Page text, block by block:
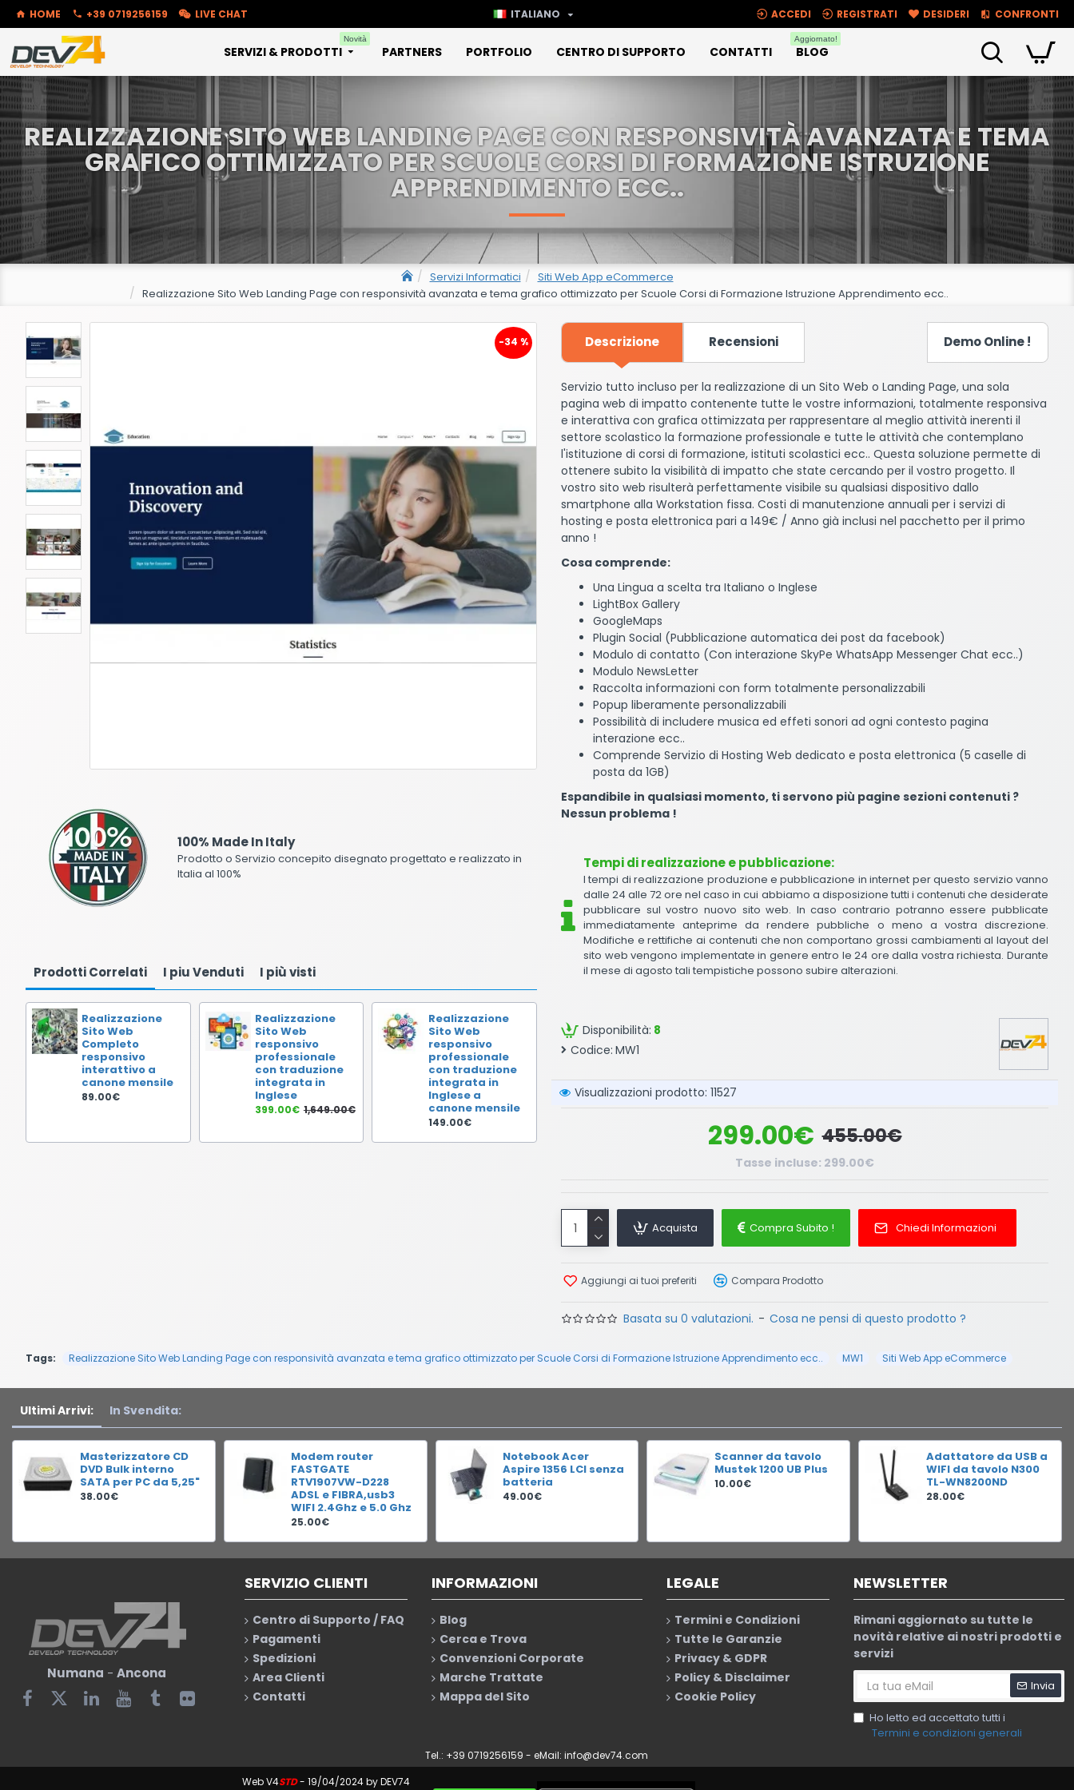
HOME +39 0719256159 LIVE CHAT ITALIANO ACCEDI REGISTRATI DESIDERI CONFRONTI
SERVIZI & PRODOTTI
Novità
PARTNERS PORTFOLIO CENTRO DI SUPPORTO CONTATTI BLOG
Aggiornato!
Servizi Informatici
Siti Web App eCommerce
Realizzazione Sito Web Landing Page con responsività avanzata e tema grafico ottimizzato per Scuole Corsi di Formazione Istruzione Apprendimento ecc..
REALIZZAZIONE SITO WEB LANDING PAGE CON RESPONSIVITÀ AVANZATA E TEMA
GRAFICO OTTIMIZZATO PER SCUOLE CORSI DI FORMAZIONE ISTRUZIONE
APPRENDIMENTO ECC..
-34 %
Prodotti Correlati I piu Venduti I più visti
Realizzazione
Sito Web
Completo
responsivo
interattivo a
canone mensile
89.00€
Realizzazione
Sito Web
responsivo
professionale
con traduzione
integrata in
Inglese
399.00€ 1,649.00€
Realizzazione
Sito Web
responsivo
professionale
con traduzione
integrata in
Inglese a
canone mensile
149.00€
100% Made In Italy
Prodotto o Servizio concepito disegnato progettato e realizzato in
Italia al 100%
Descrizione Recensioni Demo Online !
Servizio tutto incluso per la realizzazione di un Sito Web o Landing Page, una sola
pagina web di impatto contenente tutte le vostre informazioni, totalmente responsiva
e interattiva con grafica ottimizzata per rappresentare al meglio attività inerenti il
settore scolastico la formazione professionale e tutte le attività che contemplano
l'istituzione di corsi di formazione, istituti scolastici ecc.. Questa soluzione permette di
ottenere subito la visibilità di impatto che state cercando per il vostro progetto. Il
vostro sito web risulterà perfettamente visibile su qualsiasi dispositivo dallo
smartphone alla Workstation fissa. Costi di manutenzione annuali per i servizi di
hosting e posta elettronica pari a 149€ / Anno già inclusi nel pacchetto per il primo
anno !
Cosa comprende:
Una Lingua a scelta tra Italiano o Inglese
LightBox Gallery
GoogleMaps
Plugin Social (Pubblicazione automatica dei post da facebook)
Modulo di contatto (Con interazione SkyPe WhatsApp Messenger Chat ecc..)
Modulo NewsLetter
Raccolta informazioni con form totalmente personalizzabili
Popup liberamente personalizzabili
Possibilità di includere musica ed effeti sonori ad ogni contesto pagina
interazione ecc..
Comprende Servizio di Hosting Web dedicato e posta elettronica (5 caselle di
posta da 1GB)
Espandibile in qualsiasi momento, ti servono più pagine sezioni contenuti ?
Nessun problema !
Disponibilità: 8
Codice: MW1
Visualizzazioni prodotto: 11527
Basata su 0 valutazioni. - Cosa ne pensi di questo prodotto ?
299.00€ 455.00€
Tasse incluse: 299.00€
Acquista Compra Subito ! Chiedi Informazioni
Aggiungi ai tuoi preferiti Compara Prodotto
Tempi di realizzazione e pubblicazione:
I tempi di realizzazione produzione e pubblicazione in internet per questo servizio vanno
dalle 24 alle 72 ore nel caso in cui abbiamo a disposizione tutti i contenuti che desiderate
pubblicare sul vostro nuovo sito web. In caso contrario potranno essere pubblicate
immediatamente anteprime da rendere pubbliche o meno a vostra discrezione.
Modifiche e rettifiche ai contenuti che non comportano grossi cambiamenti al layout del
sito web vengono implementate in genere entro le 24 ore dalla vostra richiesta. Durante
il mese di agosto tali tempistiche possono subire alterazioni.
Tags: Realizzazione Sito Web Landing Page con responsività avanzata e tema grafico ottimizzato per Scuole Corsi di Formazione Istruzione Apprendimento ecc.. MW1 Siti Web App eCommerce
Ultimi Arrivi: In Svendita:
Masterizzatore CD
DVD Bulk interno
SATA per PC da 5,25"
38.00€
Modem router
FASTGATE
RTV1907VW-D228
ADSL e FIBRA,usb3
WIFI 2.4Ghz e 5.0 Ghz
25.00€
Notebook Acer
Aspire 1356 LCI senza
batteria
49.00€
Scanner da tavolo
Mustek 1200 UB Plus
10.00€
Adattatore da USB a
WIFI da tavolo N300
TL-WN8200ND
28.00€
Numana - Ancona
SERVIZIO CLIENTI
Centro di Supporto / FAQ
Pagamenti
Spedizioni
Area Clienti
Contatti
INFORMAZIONI
Blog
Cerca e Trova
Convenzioni Corporate
Marche Trattate
Mappa del Sito
LEGALE
Termini e Condizioni
Tutte le Garanzie
Privacy & GDPR
Policy & Disclaimer
Cookie Policy
NEWSLETTER
Rimani aggiornato su tutte le
novità relative ai nostri prodotti e
servizi
Invia
Ho letto ed accettato tutti i
Termini e condizioni generali
Tel.: +39 0719256159 - eMail:info@dev74.com
Web V4STD- 19/04/2024 by DEV74